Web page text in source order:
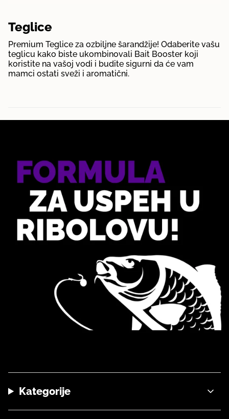
Teglice
Premium Teglice za ozbiljne šarandžije! Odaberite vašu
teglicu kako biste ukombinovali Bait Booster koji
koristite na vašoj vodi i budite sigurni da će vam
mamci ostati sveži i aromatični.
Kategorije